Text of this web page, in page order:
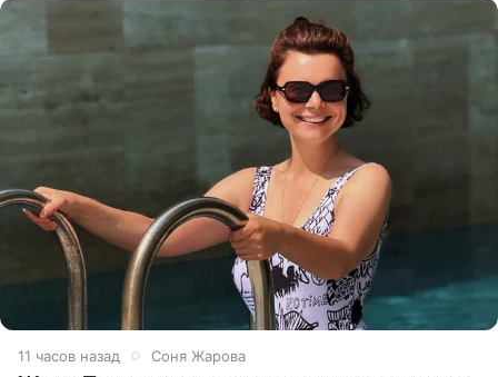
11 часов назад Соня Жарова